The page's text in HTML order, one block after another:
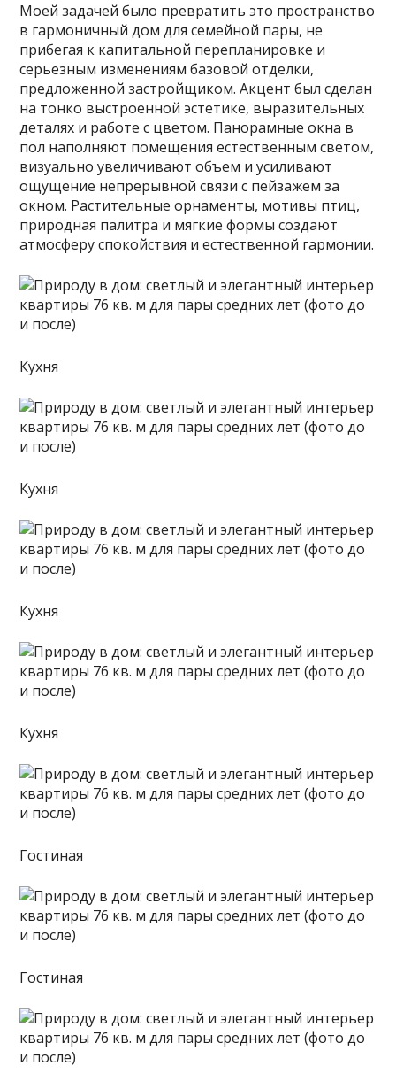
Моей задачей было превратить это пространство
в гармоничный дом для семейной пары, не
прибегая к капитальной перепланировке и
серьезным изменениям базовой отделки,
предложенной застройщиком. Акцент был сделан
на тонко выстроенной эстетике, выразительных
деталях и работе с цветом. Панорамные окна в
пол наполняют помещения естественным светом,
визуально увеличивают объем и усиливают
ощущение непрерывной связи с пейзажем за
окном. Растительные орнаменты, мотивы птиц,
природная палитра и мягкие формы создают
атмосферу спокойствия и естественной гармонии.
Кухня
Кухня
Кухня
Кухня
Гостиная
Гостиная